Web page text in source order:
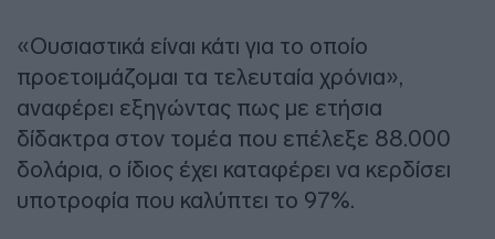
«Ουσιαστικά είναι κάτι για το οποίο
προετοιμάζομαι τα τελευταία χρόνια»,
αναφέρει εξηγώντας πως με ετήσια
δίδακτρα στον τομέα που επέλεξε 88.000
δολάρια, ο ίδιος έχει καταφέρει να κερδίσει
υποτροφία που καλύπτει το 97%.